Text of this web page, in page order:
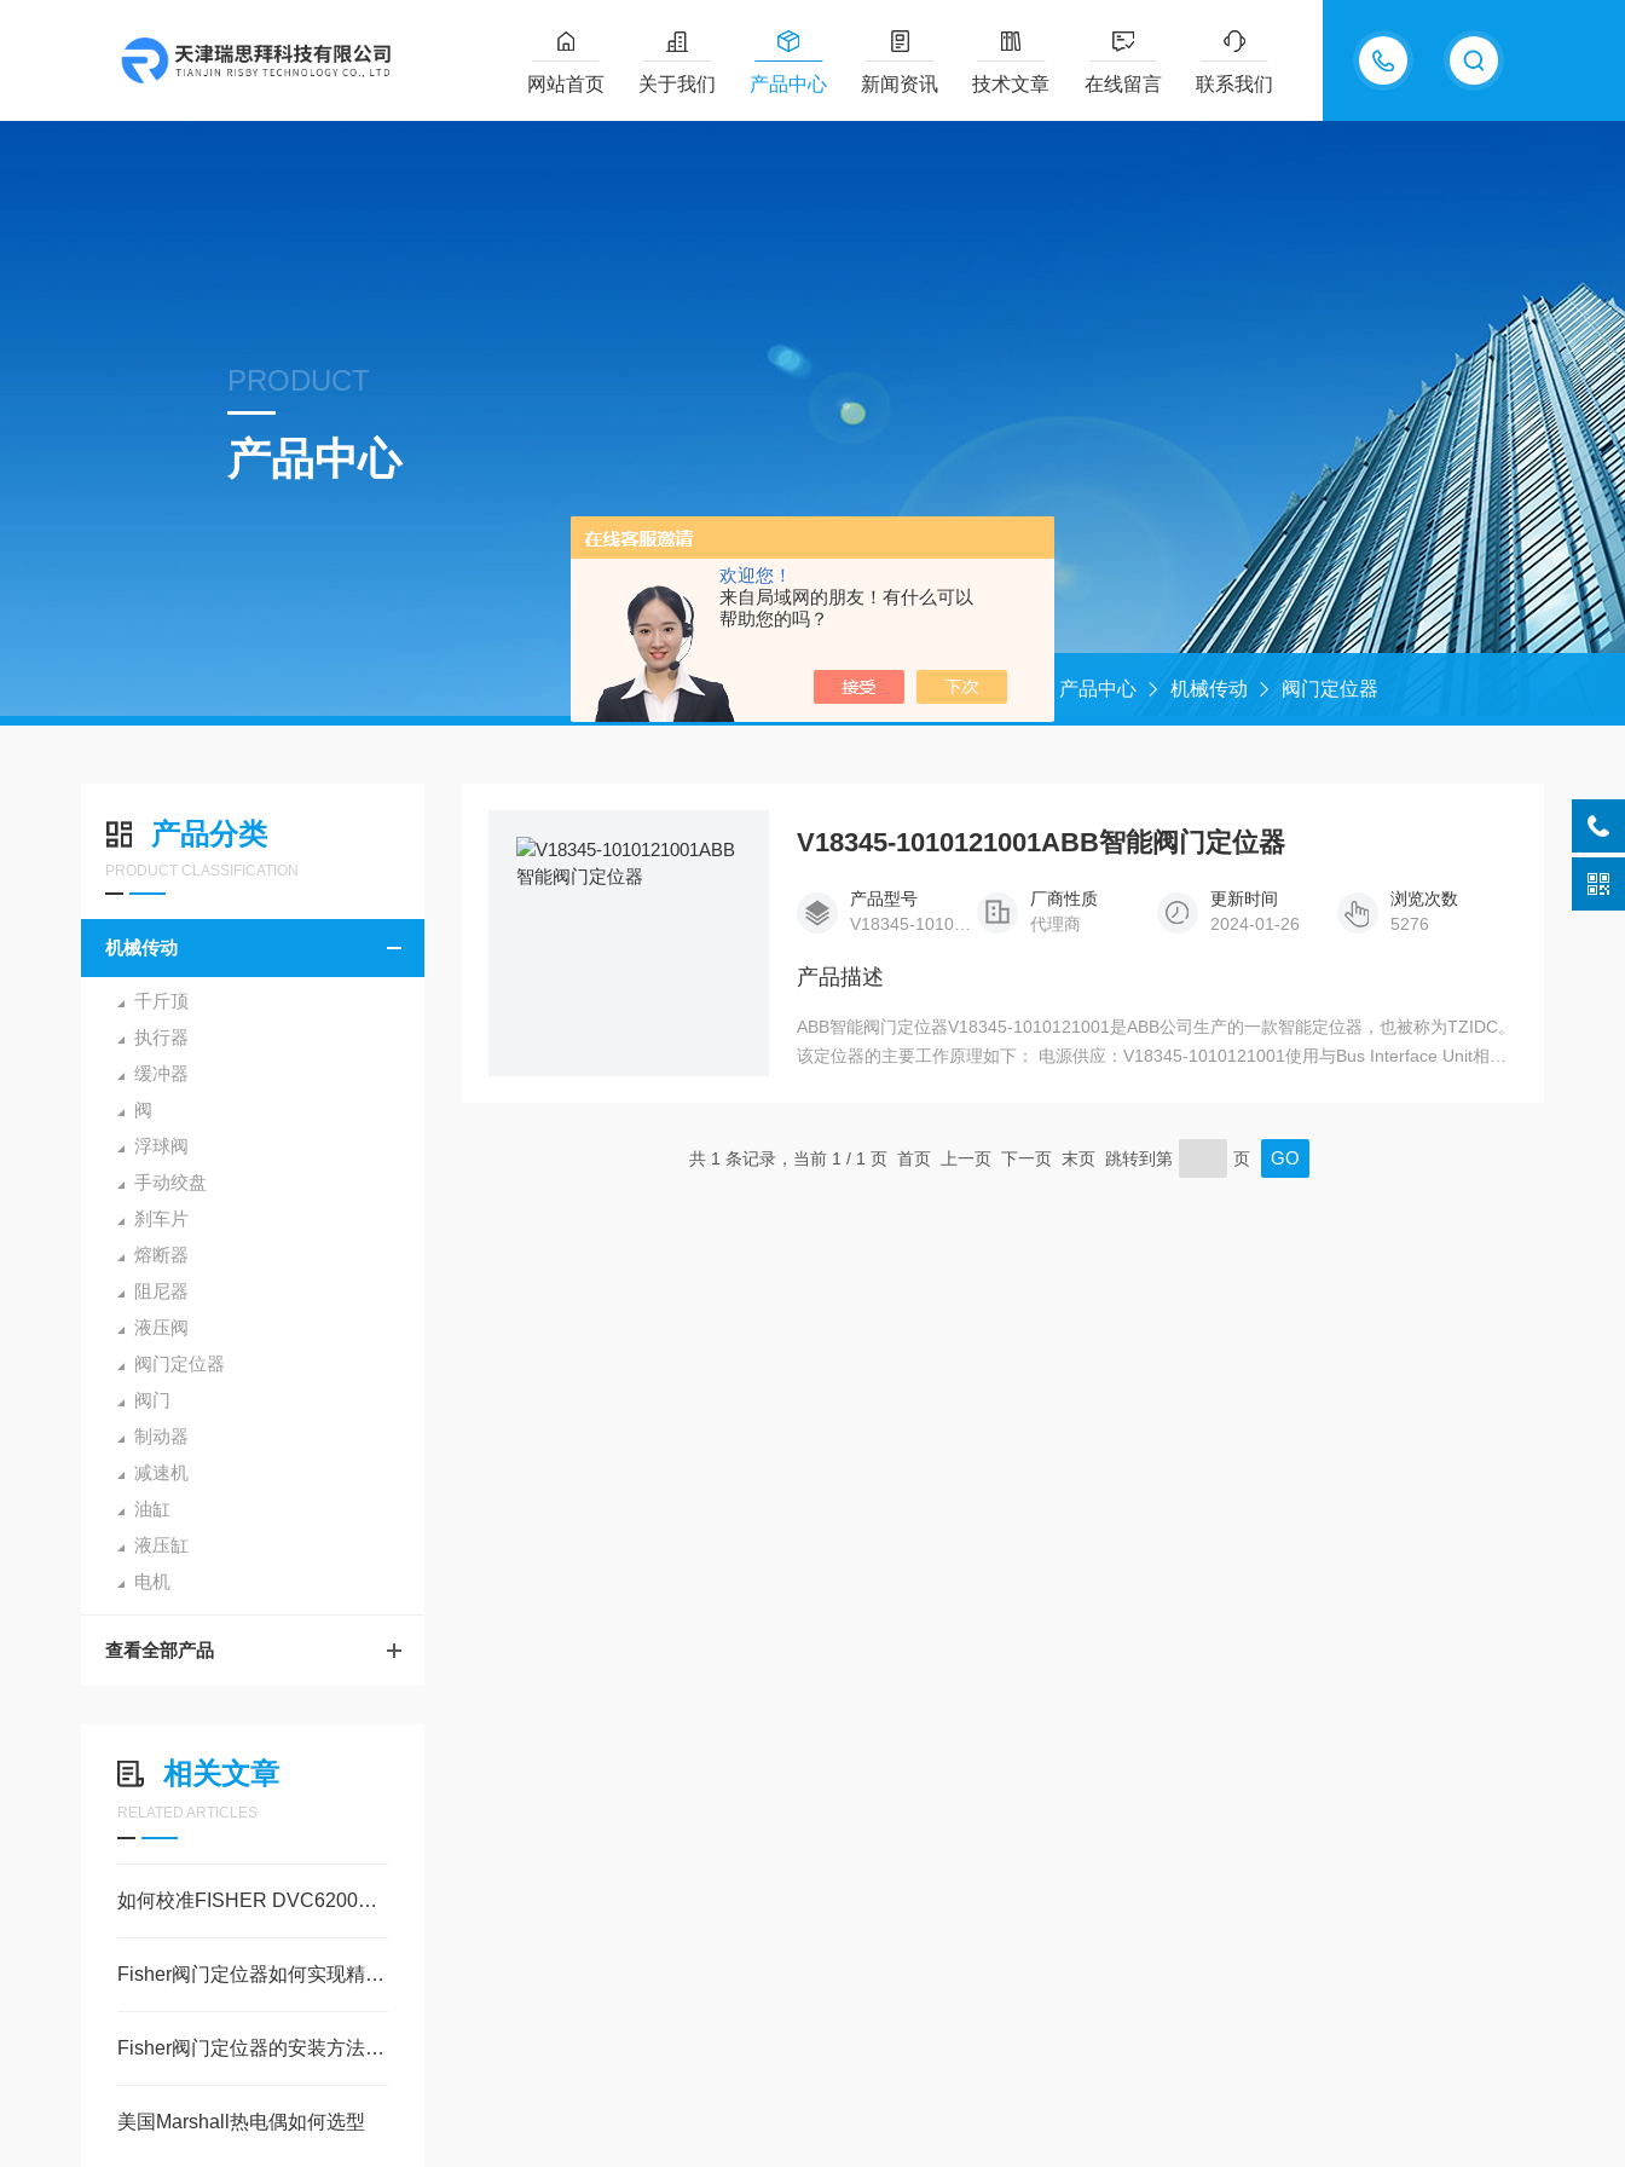
欢迎您！
来自局域网的朋友！有什么可以
帮助您的吗？
18202625585
网站首页 关于我们 产品中心 新闻资讯 技术文章 在线留言 联系我们
PRODUCT
产品中心
当前位置： 产品中心 机械传动 阀门定位器
产品分类
PRODUCT CLASSIFICATION
机械传动
千斤顶
执行器
缓冲器
阀
浮球阀
手动绞盘
刹车片
熔断器
阻尼器
液压阀
阀门定位器
阀门
制动器
减速机
油缸
液压缸
电机
查看全部产品
相关文章
RELATED ARTICLES
如何校准FISHER DVC6200阀门定位器？
Fisher阀门定位器如何实现精确的定位控制？
Fisher阀门定位器的安装方法是怎样的？
美国Marshall热电偶如何选型
V18345-1010121001ABB智能阀门定位器
产品型号
厂商性质
代理商
更新时间
2024-01-26
浏览次数
5276
产品描述
ABB智能阀门定位器V18345-1010121001是ABB公司生产的一款智能定位器，也被称为TZIDC。
该定位器的主要工作原理如下： 电源供应：V18345-1010121001使用与Bus Interface Unit相同
共 1 条记录，当前 1 / 1 页 首页 上一页 下一页 末页 跳转到第 页